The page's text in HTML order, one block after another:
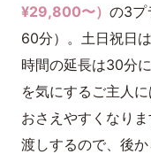
¥29,800〜） の3プ
60分）。土日祝日
時間の延長は30分
を気にするご主人
おさえやすくなり
渡しするので、後